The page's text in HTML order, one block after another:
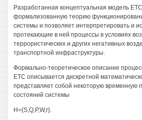
Разработанная концептуальная модель
формализованную теорию
системы и позволяет интерпретировать и
протекающие в ней процессы в условиях
террористических и других негативных
транспортной инфраструктуры.
Формально-теоретическое описание
ETC описывается дискретной
представляет собой некоторую временную
состояний системы
H={S,Q,P,W,r}.